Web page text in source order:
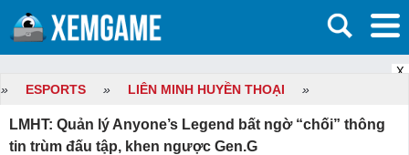
X
» ESPORTS » LIÊN MINH HUYỀN THOẠI »
LMHT: Quản lý Anyone’s Legend bất ngờ “chối” thông
tin trùm đấu tập, khen ngược Gen.G